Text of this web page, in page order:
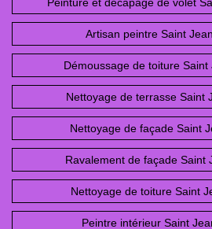
Peinture et décapage de volet
Artisan peintre Saint
Démoussage de toiture Saint
Nettoyage de terrasse Saint
Nettoyage de façade Saint
Ravalement de façade Saint
Nettoyage de toiture Saint
Peintre intérieur Saint